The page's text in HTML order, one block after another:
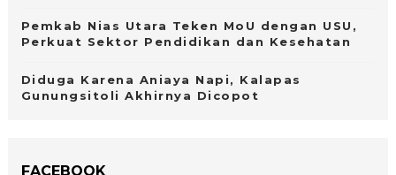
Pemkab Nias Utara Teken MoU dengan USU,
Perkuat Sektor Pendidikan dan Kesehatan
Diduga Karena Aniaya Napi, Kalapas
Gunungsitoli Akhirnya Dicopot
FACEBOOK